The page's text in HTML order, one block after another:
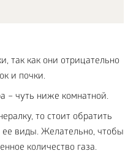
так как они отрицательно
и почки.
– чуть ниже комнатной.
то стоит обратить
виды. Желательно, чтобы
количество газа.